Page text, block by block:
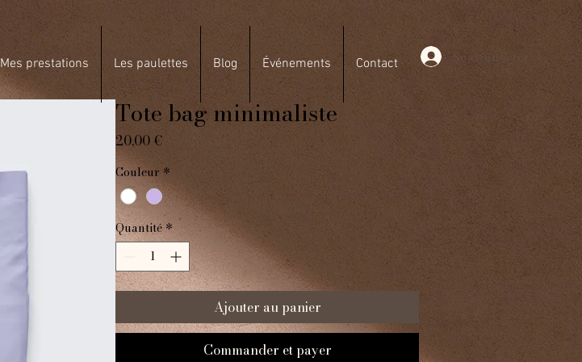
Mes prestations Les paulettes Blog Événements Contact Se connecter
Tote bag minimaliste
20,00 €
Couleur *
Quantité *
Ajouter au panier
Commander et payer